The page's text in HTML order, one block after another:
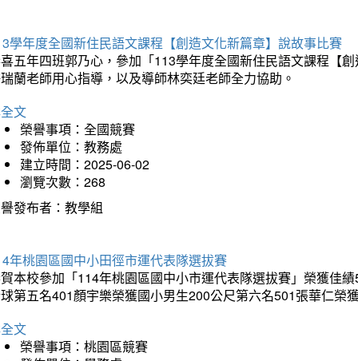
學年度全國新住民語文課程【創造文化新篇章】說故事比賽
五年四班郭乃心，參加「113學年度全國新住民語文課程【
蘭老師用心指導，以及導師林奕廷老師全力協助。
文
榮譽事項：全國競賽
發佈單位：教務處
建立時間：2025-06-02
瀏覽次數：268
發布者：教學組
年桃園區國中小田徑市運代表隊選拔賽
本校參加「114年桃園區國中小市運代表隊選拔賽」榮獲佳
第五名401顏宇樂榮獲國小男生200公尺第六名501張華仁
文
榮譽事項：桃園區競賽